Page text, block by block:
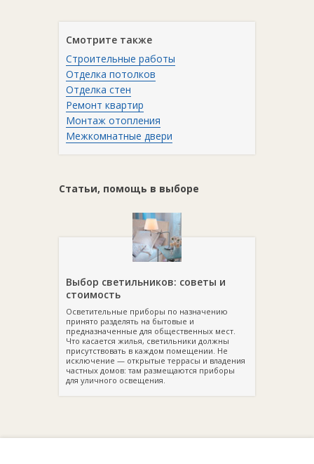
служат подвесные светильники, высокие торшеры и бра с
направляющими свет на стены и потолок рассеивателями.
Для освещения отдельной части комнаты используют
модели местных светильников. Это обычные торшеры или
бра, а также встраиваемые или подвесные модели. Чтобы
обеспечить комфортную работу за письменным столом или
на месте приготовления пищи, существуют мебельные
светильники и настольные лампы.
Выделить светом красивые предметы можно с помощью
декоративной подсветки. В этом случае рекомендуются
небольшие настенные, потолочные или мебельные
подсветку.
Стоит задуматься о мощности ламп и патронам к ним. В
накаливания, люминесцентные, галогенные или светодиоды
с цоколем Е27.
Миниатюрные лампы, мощность которых обычно не
превышает 60 Вт, подходят для патронов под цоколь Е14.
Существуют также штырьковые галогенные лампы. Для них
предусматриваются патроны под цоколь типа G. Правда
работать они будут только вместе с понижающим
напряжение трансформатором (как правило, поставляется в
Смотрите также
Строительные работы
Отделка потолков
Отделка стен
Ремонт квартир
Монтаж отопления
Межкомнатные двери
Статьи, помощь в выборе
Выбор светильников: советы и
стоимость
Осветительные приборы по назначению
принято разделять на бытовые и
предназначенные для общественных мест.
Что касается жилья, светильники должны
присутствовать в каждом помещении. Не
исключение — открытые террасы и владения
частных домов: там размещаются приборы
для уличного освещения.